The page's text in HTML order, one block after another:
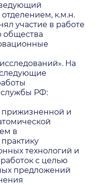
к.м.н.
участие в работе
общества
На
службы РФ:
прижизненной и
в
технологий и
с целью
предложений